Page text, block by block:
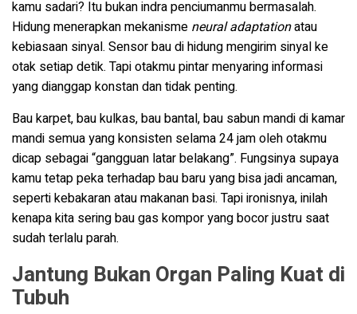
kamu sadari? Itu bukan indra penciumanmu bermasalah.
Hidung menerapkan mekanisme neural adaptationatau
kebiasaan sinyal. Sensor bau di hidung mengirim sinyal ke
otak setiap detik. Tapi otakmu pintar menyaring informasi
yang dianggap konstan dan tidak penting.
Bau karpet, bau kulkas, bau bantal, bau sabun mandi di kamar
mandi semua yang konsisten selama 24 jam oleh otakmu
dicap sebagai “gangguan latar belakang”. Fungsinya supaya
kamu tetap peka terhadap bau baru yang bisa jadi ancaman,
seperti kebakaran atau makanan basi. Tapi ironisnya, inilah
kenapa kita sering bau gas kompor yang bocor justru saat
sudah terlalu parah.
Jantung Bukan Organ Paling Kuat di
Tubuh